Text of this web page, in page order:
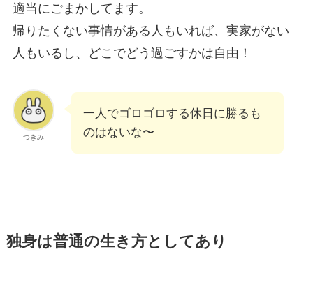
適当にごまかしてます。
帰りたくない事情がある人もいれば、実家がない
人もいるし、どこでどう過ごすかは自由！
つきみ
一人でゴロゴロする休日に勝るも
のはないな〜
独身は普通の生き方としてあり